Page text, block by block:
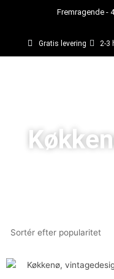
Fremragende -
Gratis levering 2-3